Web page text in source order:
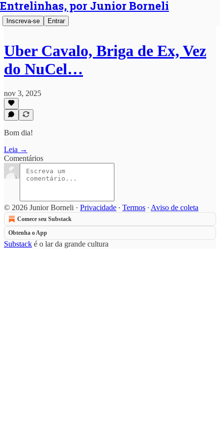
Entrelinhas, por Junior Borneli
Inscreva-se Entrar
Uber Cavalo, Briga de Ex, Vez
do NuCel…
nov 3, 2025
Bom dia!
Leia →
Comentários
© 2026 Junior Borneli · Privacidade ∙ Termos ∙ Aviso de coleta
Comece seu Substack
Obtenha o App
Substack é o lar da grande cultura